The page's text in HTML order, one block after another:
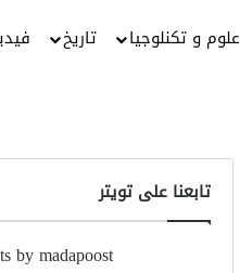
علوم و تكنلوجيا تاريخ
تابعنا على تويتر
by madapoost